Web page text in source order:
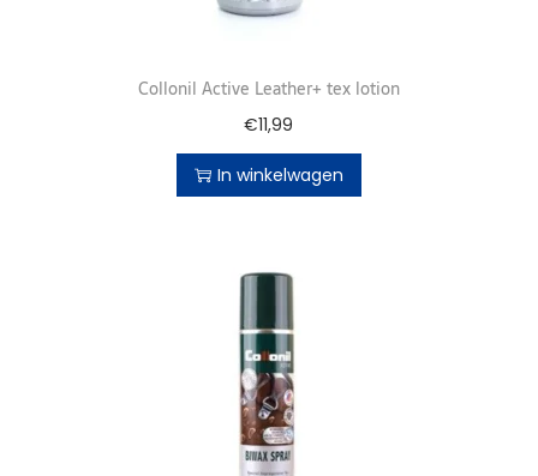
Collonil Active Leather+ tex lotion
€11,99
In winkelwagen